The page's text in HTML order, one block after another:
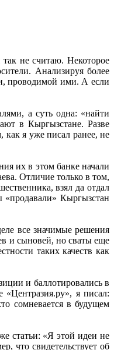
не считаю. Некоторое
Анализируя более
проводимой ими. А если
а суть одна: «найти
в Кыргызстане. Разве
как я уже писал ранее, не
их в этом банке начали
Отличие только в том,
взял да отдал
«продавали» Кыргызстан
все значимые решения
и сыновей, но сваты еще
таких качеств как
и баллотировались в
я писал:
сомневается в будущем
статьи: «Я этой идеи не
что свидетельствует об